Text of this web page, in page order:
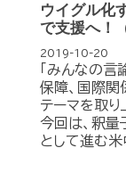
ウイグル化
で支援へ！
2019-10-20
「みんなの言
保障、国際
テーマを取り
今回は、釈
として進む